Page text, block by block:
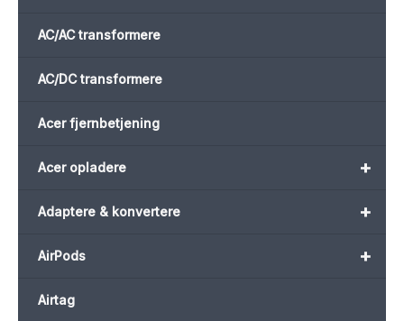
AC/AC transformere
AC/DC transformere
Acer fjernbetjening
+
Acer opladere
+
Adaptere & konvertere
+
AirPods
Airtag